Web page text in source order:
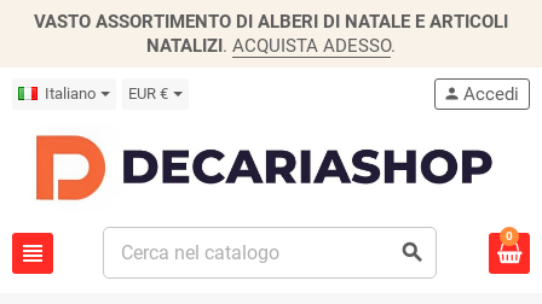
VASTO ASSORTIMENTO DI ALBERI DI NATALE E ARTICOLI
NATALIZI. ACQUISTA ADESSO.
Italiano EUR €
view_headline search
person Accedi
0